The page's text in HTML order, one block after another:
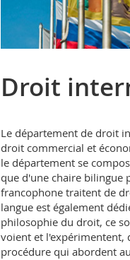
Droit
Le département de droit
droit commercial et
le département se
que d'une chaire bilingue
francophone traitent de
langue est également
philosophie du droit, ce
voient et l'expérimentent,
procédure qui abordent